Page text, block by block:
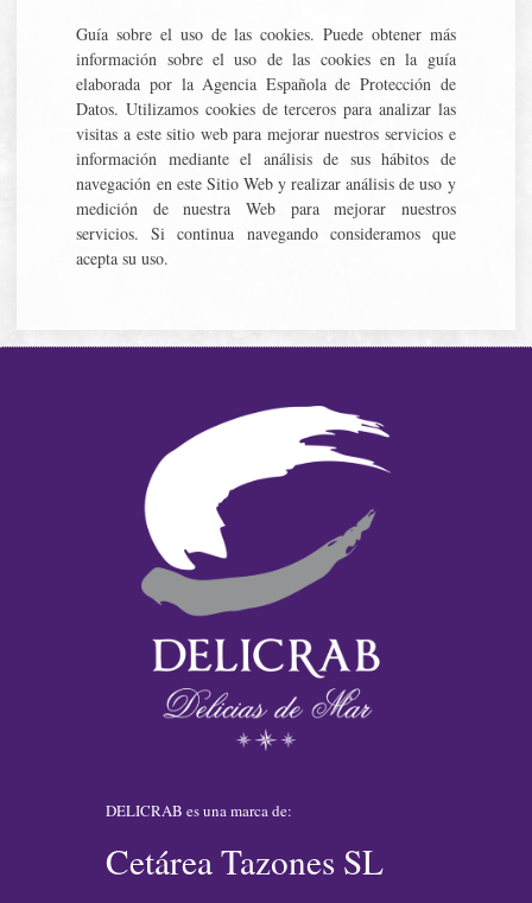
Guía sobre el uso de las cookies. Puede obtener más
información sobre el uso de las cookies en la guía
elaborada por la Agencia Española de Protección de
Datos. Utilizamos cookies de terceros para analizar las
visitas a este sitio web para mejorar nuestros servicios e
información mediante el análisis de sus hábitos de
navegación en este Sitio Web y realizar análisis de uso y
medición de nuestra Web para mejorar nuestros
servicios. Si continua navegando consideramos que
acepta su uso.
DELICRAB es una marca de:
Cetárea Tazones SL